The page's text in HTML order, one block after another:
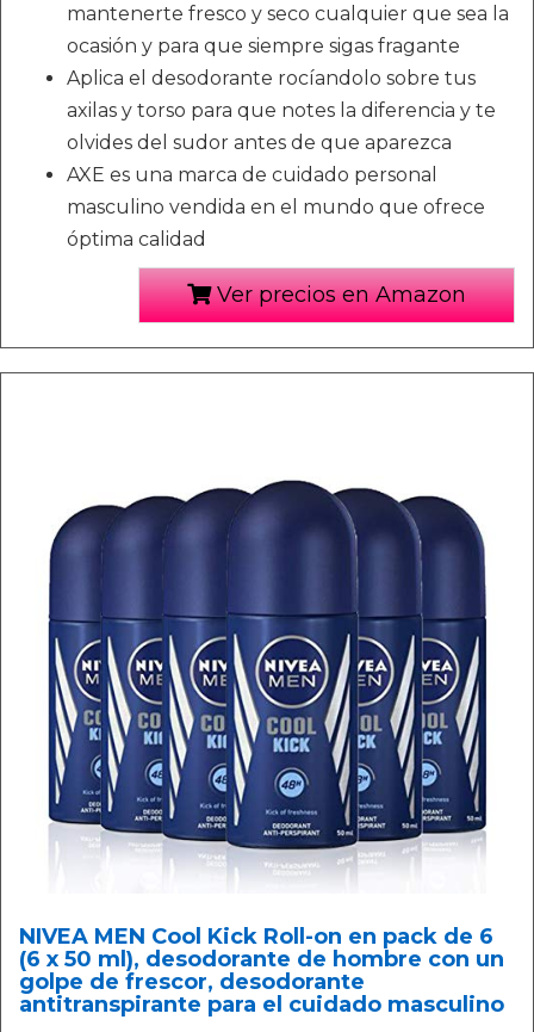
mantenerte fresco y seco cualquier que sea la
ocasión y para que siempre sigas fragante
Aplica el desodorante rocíandolo sobre tus
axilas y torso para que notes la diferencia y te
olvides del sudor antes de que aparezca
AXE es una marca de cuidado personal
masculino vendida en el mundo que ofrece
óptima calidad
Ver precios en Amazon
NIVEA MEN Cool Kick Roll-on en pack de 6
(6 x 50 ml), desodorante de hombre con un
golpe de frescor, desodorante
antitranspirante para el cuidado masculino